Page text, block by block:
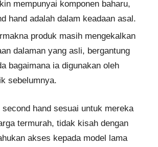
mempunyai komponen baharu,
hand adalah dalam keadaan asal.
produk masih mengekalkan
dalaman yang asli, bergantung
bagaimana ia digunakan oleh
sebelumnya.
hand sesuai untuk mereka
termurah, tidak kisah dengan
akses kepada model lama